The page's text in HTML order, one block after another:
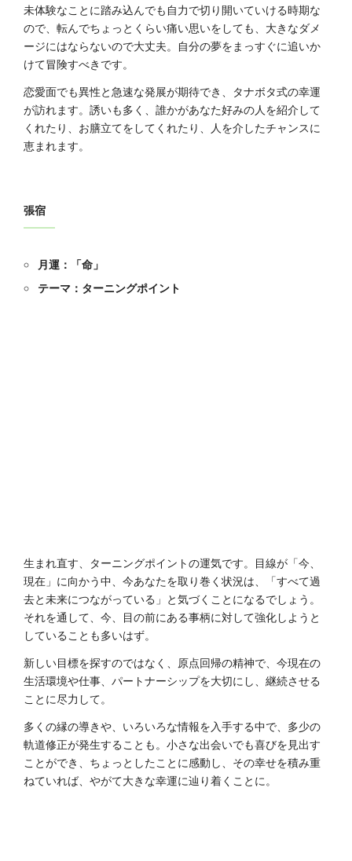
未体験なことに踏み込んでも自力で切り開いていける時期な
ので、転んでちょっとくらい痛い思いをしても、大きなダメ
ージにはならないので大丈夫。自分の夢をまっすぐに追いか
けて冒険すべきです。
恋愛面でも異性と急速な発展が期待でき、タナボタ式の幸運
が訪れます。誘いも多く、誰かがあなた好みの人を紹介して
くれたり、お膳立てをしてくれたり、人を介したチャンスに
恵まれます。
張宿
月運：「命」
テーマ：ターニングポイント
生まれ直す、ターニングポイントの運気です。目線が「今、
現在」に向かう中、今あなたを取り巻く状況は、「すべて過
去と未来につながっている」と気づくことになるでしょう。
それを通して、今、目の前にある事柄に対して強化しようと
していることも多いはず。
新しい目標を探すのではなく、原点回帰の精神で、今現在の
生活環境や仕事、パートナーシップを大切にし、継続させる
ことに尽力して。
多くの縁の導きや、いろいろな情報を入手する中で、多少の
軌道修正が発生することも。小さな出会いでも喜びを見出す
ことができ、ちょっとしたことに感動し、その幸せを積み重
ねていれば、やがて大きな幸運に辿り着くことに。